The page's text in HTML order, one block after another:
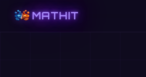
MATHIT